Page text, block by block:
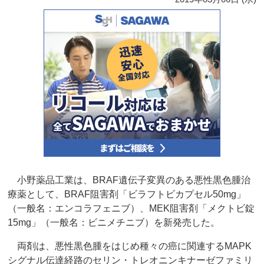
小野薬品工業は、BRAF遺伝子変異のある悪性黒色腫治
療薬として、BRAF阻害剤「ビラフトビカプセル50mg」
（一般名：エンコラフェニブ）、MEK阻害剤「メクトビ錠
15mg」（一般名：ビニメチニブ）を新発売した。
両剤は、悪性黒色腫をはじめ種々の癌に関連するMAPK
シグナル伝達経路のセリン・トレオニンキナーゼファミリ